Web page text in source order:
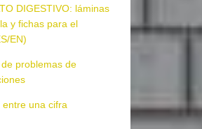
DIGESTIVO: láminas
y fichas para el
EN)
problemas de
entre una cifra